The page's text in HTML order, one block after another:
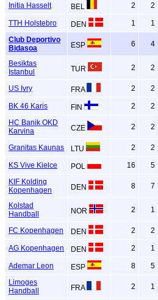
Initia Hasselt BEL 2 2
TTH Holstebro DEN 1 1
Club Deportivo
Bidasoa
ESP 6 4
Besiktas
Istanbul
TUR 2 2
US Ivry FRA 2 2
BK 46 Karis FIN 2 2
HC Banik OKD
Karvina
CZE 2 2
Granitas Kaunas LTU 2 2
KS Vive Kielce POL 16 5
KIF Kolding
Kopenhagen
DEN 8 7
Kolstad
Handball
NOR 2 1
FC Kopenhagen DEN 2 2
AG Kopenhagen DEN 2 1
Ademar Leon ESP 8 5
Limoges
Handball
FRA 2 1